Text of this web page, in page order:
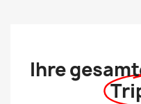
Ihre